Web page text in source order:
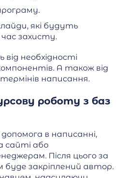
які будуть
час захисту.
необхідності
А також від
написання.
роботу з баз
в написанні,
сайті або
Після цього за
закріплений автор.